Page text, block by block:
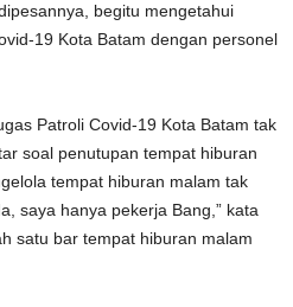
begitu mengetahui
19 Kota Batam dengan personel
Patroli Covid-19 Kota Batam tak
soal penutupan tempat hiburan
tempat hiburan malam tak
saya hanya pekerja Bang,” kata
satu bar tempat hiburan malam